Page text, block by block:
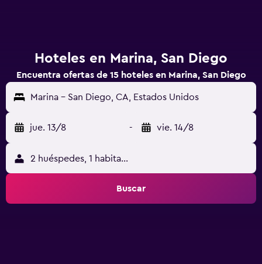
Hoteles en Marina, San Diego
Encuentra ofertas de 15 hoteles en Marina, San Diego
Marina - San Diego, CA, Estados Unidos
jue. 13/8 - vie. 14/8
2 huéspedes, 1 habitación
Buscar